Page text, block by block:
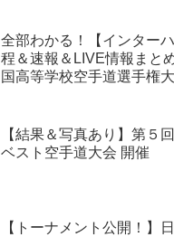
全部わかる！【インター
程＆速報＆LIVE情報まと
国高等学校空手道選手権
【結果＆写真あり】第５
ベスト空手道大会 開催
【トーナメント公開！】